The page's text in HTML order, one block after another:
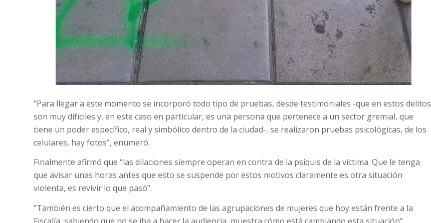
“Para llegar a este momento se incorporó todo tipo de pruebas, desde testimoniales -que en estos delitos
son muy difíciles y, en este caso en particular, es una persona que pertenece a un sector gremial, que
tiene un poder específico, real y simbólico dentro de la ciudad-, se realizaron pruebas psicológicas, de los
celulares, hay fotos”, enumeró.
Finalmente afirmó que “las dilaciones siempre operan en contra de la psiquis de la víctima. Que le tenga
que avisar unas horas antes que esto se suspende por estos motivos claramente es otra situación
violenta, es revivir lo que pasó”.
“También es cierto que el acompañamiento de las agrupaciones de mujeres que hoy están frente a la